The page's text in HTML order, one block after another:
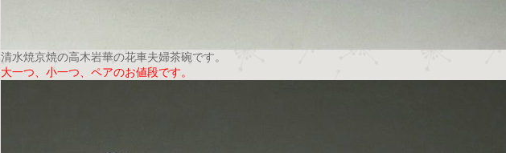
清水焼京焼の高木岩華の花車夫婦茶碗です。
大一つ、小一つ、ペアのお値段です。